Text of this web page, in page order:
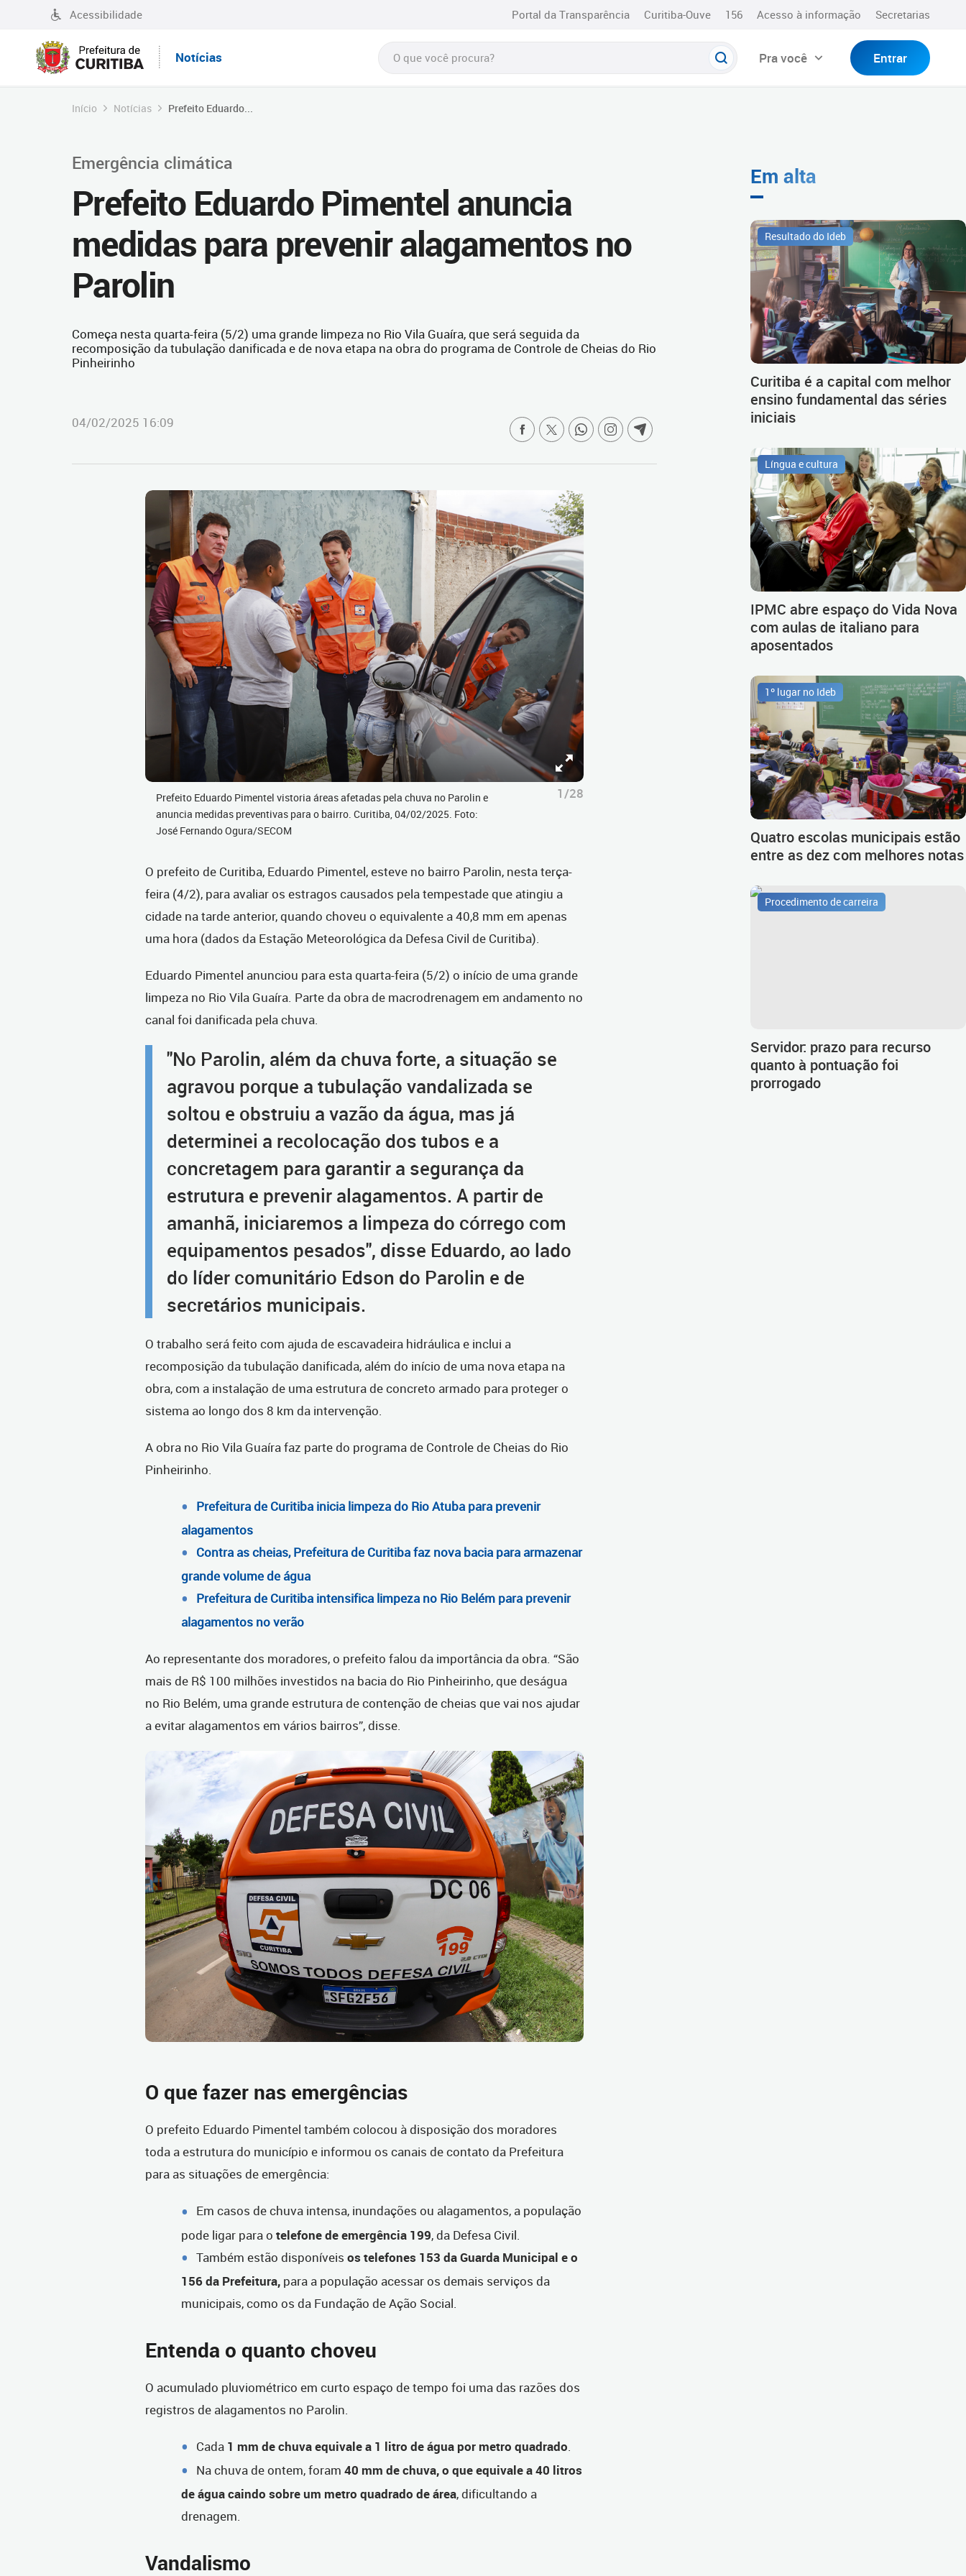
Acessibilidade Portal da Transparência Curitiba-Ouve 156 Acesso à informação Secretarias
Notícias Pra você Entrar
Início Notícias Prefeito Eduardo...
Emergência climática
Prefeito Eduardo Pimentel anuncia
medidas para prevenir alagamentos no
Parolin
Começa nesta quarta-feira (5/2) uma grande limpeza no Rio Vila Guaíra, que será seguida da
recomposição da tubulação danificada e de nova etapa na obra do programa de Controle de Cheias do Rio
Pinheirinho
04/02/2025 16:09
Prefeito Eduardo Pimentel vistoria áreas afetadas pela chuva no Parolin e
anuncia medidas preventivas para o bairro. Curitiba, 04/02/2025. Foto:
José Fernando Ogura/SECOM
1/28
O prefeito de Curitiba, Eduardo Pimentel, esteve no bairro Parolin, nesta terça-
feira (4/2), para avaliar os estragos causados pela tempestade que atingiu a
cidade na tarde anterior, quando choveu o equivalente a 40,8 mm em apenas
uma hora (dados da Estação Meteorológica da Defesa Civil de Curitiba).
Eduardo Pimentel anunciou para esta quarta-feira (5/2) o início de uma grande
limpeza no Rio Vila Guaíra. Parte da obra de macrodrenagem em andamento no
canal foi danificada pela chuva.
"No Parolin, além da chuva forte, a situação se
agravou porque a tubulação vandalizada se
soltou e obstruiu a vazão da água, mas já
determinei a recolocação dos tubos e a
concretagem para garantir a segurança da
estrutura e prevenir alagamentos. A partir de
amanhã, iniciaremos a limpeza do córrego com
equipamentos pesados", disse Eduardo, ao lado
do líder comunitário Edson do Parolin e de
secretários municipais.
O trabalho será feito com ajuda de escavadeira hidráulica e inclui a
recomposição da tubulação danificada, além do início de uma nova etapa na
obra, com a instalação de uma estrutura de concreto armado para proteger o
sistema ao longo dos 8 km da intervenção.
A obra no Rio Vila Guaíra faz parte do programa de Controle de Cheias do Rio
Pinheirinho.
Prefeitura de Curitiba inicia limpeza do Rio Atuba para prevenir
alagamentos
Contra as cheias, Prefeitura de Curitiba faz nova bacia para armazenar
grande volume de água
Prefeitura de Curitiba intensifica limpeza no Rio Belém para prevenir
alagamentos no verão
Ao representante dos moradores, o prefeito falou da importância da obra. “São
mais de R$ 100 milhões investidos na bacia do Rio Pinheirinho, que deságua
no Rio Belém, uma grande estrutura de contenção de cheias que vai nos ajudar
a evitar alagamentos em vários bairros”, disse.
O que fazer nas emergências
O prefeito Eduardo Pimentel também colocou à disposição dos moradores
toda a estrutura do município e informou os canais de contato da Prefeitura
para as situações de emergência:
Em casos de chuva intensa, inundações ou alagamentos, a população
pode ligar para o telefone de emergência 199, da Defesa Civil.
Também estão disponíveis os telefones 153 da Guarda Municipal e o
156 da Prefeitura, para a população acessar os demais serviços da
municipais, como os da Fundação de Ação Social.
Entenda o quanto choveu
O acumulado pluviométrico em curto espaço de tempo foi uma das razões dos
registros de alagamentos no Parolin.
Cada 1 mm de chuva equivale a 1 litro de água por metro quadrado
Na chuva de ontem, foram 40 mm de chuva, o que equivale a 40 litros
de água caindo sobre um metro quadrado de área, dificultando a
drenagem.
Vandalismo
Em alta
Resultado do Ideb
Curitiba é a capital com melhor
ensino fundamental das séries
iniciais
Língua e cultura
IPMC abre espaço do Vida Nova
com aulas de italiano para
aposentados
1º lugar no Ideb
Quatro escolas municipais estão
entre as dez com melhores notas
Procedimento de carreira
Servidor: prazo para recurso
quanto à pontuação foi
prorrogado